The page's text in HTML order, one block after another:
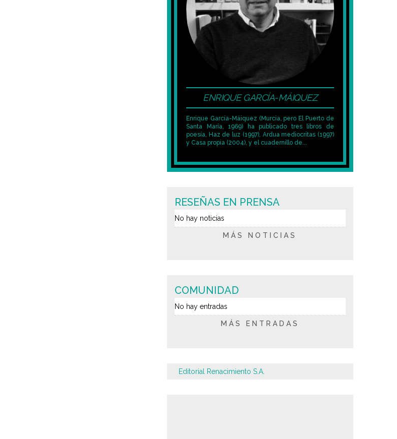
ENRIQUE GARCÍA-MÁIQUEZ
Enrique García-Máiquez (Murcia, pero El Puerto de
Santa María, 1969) ha publicado tres libros de
poesía, Haz de luz (1997), Ardua mediocritas (1997)
y Casa propia (2004), y el cuadernillo de...
RESEÑAS EN PRENSA
No hay noticias
MÁS NOTICIAS
COMUNIDAD
No hay entradas
MÁS ENTRADAS
Editorial Renacimiento S.A.